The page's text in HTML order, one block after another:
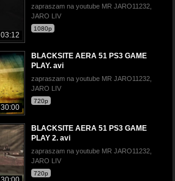
03:12
zapraszam na youtube MR JARO11232,
JARO LIV
1080p
30:00
BLACKSITE AERA 51 PS3 GAME
PLAY. avi
zapraszam na youtube MR JARO11232,
JARO LIV
720p
BLACKSITE AERA 51 PS3 GAME
PLAY 2. avi
zapraszam na youtube MR JARO11232,
JARO LIV
720p